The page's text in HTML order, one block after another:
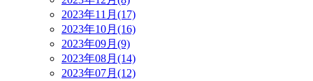
2023年11月(17)
2023年10月(16)
2023年09月(9)
2023年08月(14)
2023年07月(12)